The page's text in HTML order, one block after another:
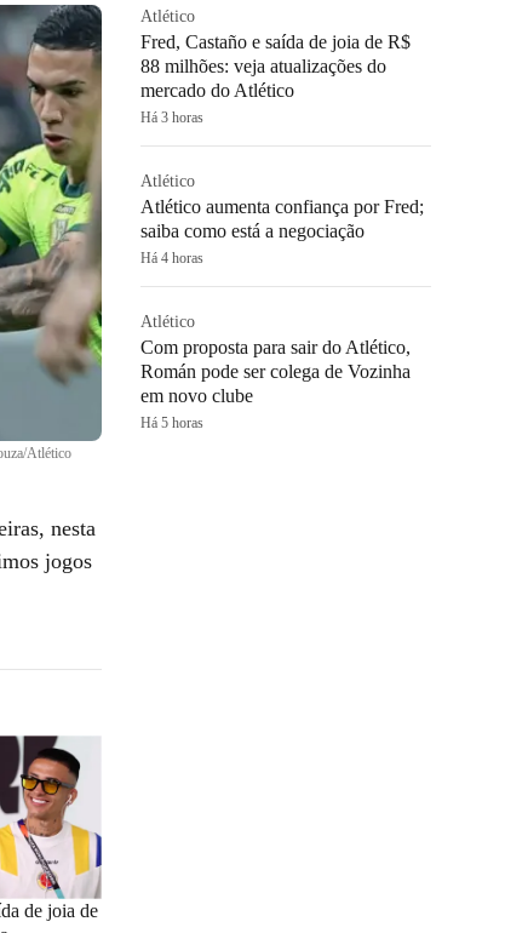
Atlético
nesta
jogos
de joia de
Atlético
Fred, Castaño e saída de joia de R$
88 milhões: veja atualizações do
mercado do Atlético
Há 3 horas
Atlético
Atlético aumenta confiança por Fred;
saiba como está a negociação
Há 4 horas
Atlético
Com proposta para sair do Atlético,
Román pode ser colega de Vozinha
em novo clube
Há 5 horas